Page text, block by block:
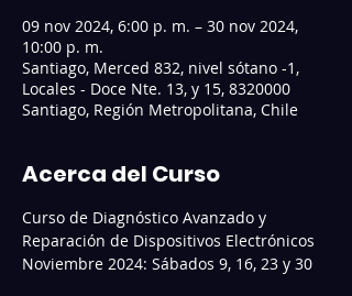
09 nov 2024, 6:00 p. m. – 30 nov 2024,
10:00 p. m.
Santiago, Merced 832, nivel sótano -1,
Locales - Doce Nte. 13, y 15, 8320000
Santiago, Región Metropolitana, Chile
Acerca del Curso
Curso de Diagnóstico Avanzado y
Reparación de Dispositivos Electrónicos
Noviembre 2024: Sábados 9, 16, 23 y 30